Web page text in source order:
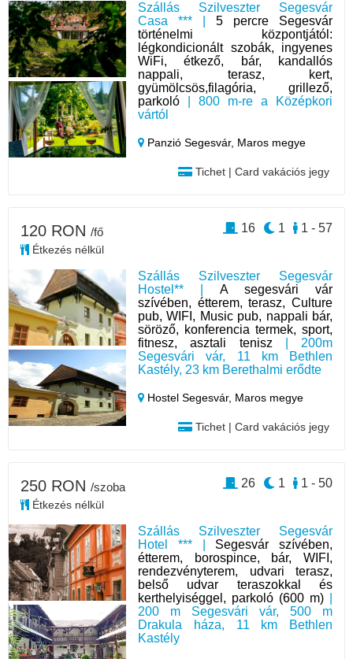
Szállás Szilveszter Segesvár
Casa *** |5 percre Segesvár
történelmi központjától:
légkondicionált szobák, ingyenes
WiFi, étkező, bár, kandallós
nappali, terasz, kert,
gyümölcsös,filagória, grillező,
parkoló | 800 m-re a Középkori
vártól
Panzió Segesvár, Maros megye
Tichet | Card vakációs jegy
Szállás Szilveszter Segesvár
Hostel** | A segesvári vár
szívében, étterem, terasz, Culture
pub, WIFI, Music pub, nappali bár,
söröző, konferencia termek, sport,
fitnesz, asztali tenisz | 200m
Segesvári vár, 11 km Bethlen
Kastély, 23 km Berethalmi erődte
Hostel Segesvár, Maros megye
Tichet | Card vakációs jegy
120 RON /fő
Étkezés nélkül
1 - 57
1
16
Szállás Szilveszter Segesvár
Hotel *** | Segesvár szívében,
étterem, borospince, bár, WIFI,
rendezvényterem, udvari terasz,
belső udvar teraszokkal és
kerthelyiséggel, parkoló (600 m)
200 m Segesvári vár, 500 m
Drakula háza, 11 km Bethlen
Kastély
250 RON /szoba
Étkezés nélkül
1 - 50
1
26